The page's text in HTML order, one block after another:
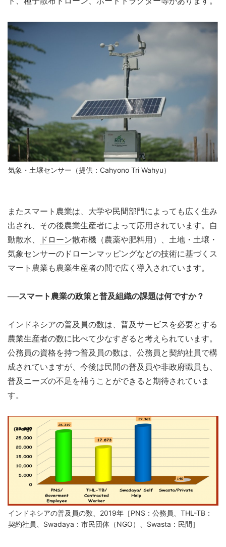
気象・土壌センサー（提供：Cahyono Tri Wahyu）
またスマート農業は、大学や民間部門によっても広く生み
出され、その後農業生産者によって応用されています。自
動散水、
ドローン散布機（農薬や肥料用）、土地・土壌・
気象センサーのドローンマッピングなどの技術に基づくス
マート農業も農業生産者の間で広く導入されています。
──スマート農業の政策と普及組織の課題は何ですか？
インドネシアの普及員の数は、普及サービスを必要とする
農業生産者の数に比べて少なすぎると考えられています。
公務員の資格を持つ普及員の数は、公務員と契約社員で構
成されていますが、今後は民間の普及員や非政府職員も、
普及ニーズの不足を補うことができると期待されていま
す。
インドネシアの普及員の数、2019年［PNS：公務員、THL-TB：
契約社員、Swadaya：市民団体（NGO）、Swasta：民間］